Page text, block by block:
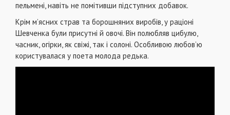
пельмені, навіть не помітивши підступних добавок.
Крім м’ясних страв та борошняних виробів, у раціоні
Шевченка були присутні й овочі. Він полюбляв цибулю,
часник, огірки, як свіжі, так і солоні. Особливою любов’ю
користувалася у поета молода редька.